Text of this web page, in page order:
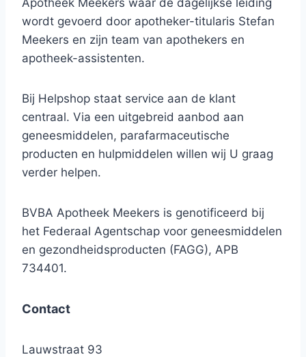
Apotheek Meekers waar de dagelijkse leiding
wordt gevoerd door apotheker-titularis Stefan
Meekers en zijn team van apothekers en
apotheek-assistenten.
Bij Helpshop staat service aan de klant
centraal. Via een uitgebreid aanbod aan
geneesmiddelen, parafarmaceutische
producten en hulpmiddelen willen wij U graag
verder helpen.
BVBA Apotheek Meekers is genotificeerd bij
het Federaal Agentschap voor geneesmiddelen
en gezondheidsproducten (FAGG), APB
734401.
Contact
Lauwstraat 93